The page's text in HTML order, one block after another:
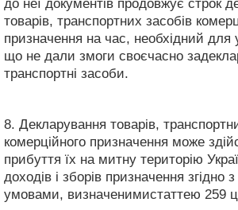
до неї документів продовжує строк
товарів, транспортних засобів
призначення на час, необхідний для
що не дали змоги своєчасно
транспортні засоби.
8. Декларування товарів,
комерційного призначення може
прибуття їх на митну територію
доходів і зборів призначення згідно
умовами, визначенимистаттею 259